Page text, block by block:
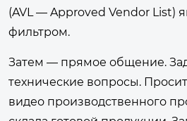
(AVL — Approved Vendor List)
фильтром.
Затем — прямое общение.
технические вопросы.
видео производственного